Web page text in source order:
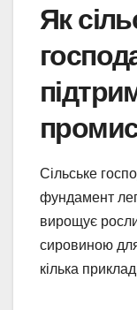
Як
Сільське
фундамент
вирощує
сировиною
кілька